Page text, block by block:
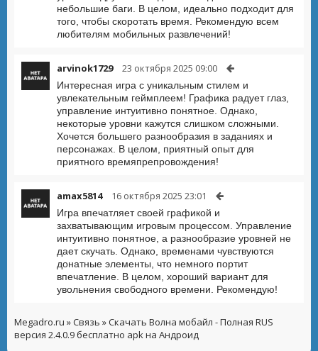
небольшие баги. В целом, идеально подходит для
того, чтобы скоротать время. Рекомендую всем
любителям мобильных развлечений!
arvinok1729 23 октября 2025 09:00
Интересная игра с уникальным стилем и
увлекательным геймплеем! Графика радует глаз,
управление интуитивно понятное. Однако,
некоторые уровни кажутся слишком сложными.
Хочется большего разнообразия в заданиях и
персонажах. В целом, приятный опыт для
приятного времяпрепровождения!
amax5814 16 октября 2025 23:01
Игра впечатляет своей графикой и
захватывающим игровым процессом. Управление
интуитивно понятное, а разнообразие уровней не
дает скучать. Однако, временами чувствуются
донатные элементы, что немного портит
впечатление. В целом, хороший вариант для
увольнения свободного времени. Рекомендую!
Megadro.ru »Связь » Скачать Волна мобайл - Полная RUS
версия 2.4.0.9 бесплатно apk на Андроид